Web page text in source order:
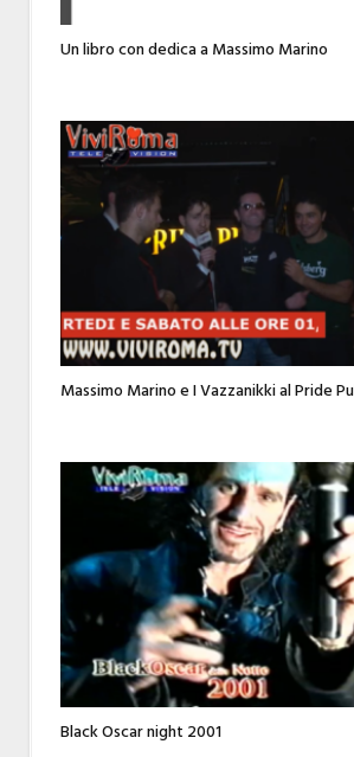
Un libro con dedica a Massimo Marino
Massimo Marino e I Vazzanikki al Pride
Black Oscar night 2001